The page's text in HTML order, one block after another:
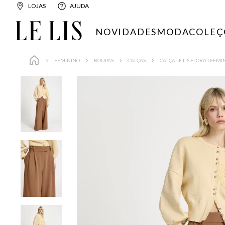
LOJAS AJUDA
NOVIDADESMODA
FEMININO ROUPAS CALÇAS CALÇA LE LIS FLORA I